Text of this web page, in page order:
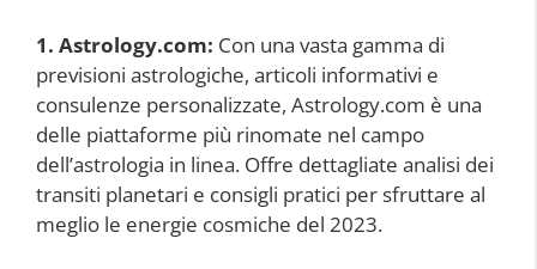
1. Astrology.com: Con una vasta gamma di
previsioni astrologiche, articoli informativi e
consulenze personalizzate, Astrology.com è una
delle piattaforme più rinomate nel campo
dell’astrologia in linea. Offre dettagliate analisi dei
transiti planetari e consigli pratici per sfruttare al
meglio le energie cosmiche del 2023.